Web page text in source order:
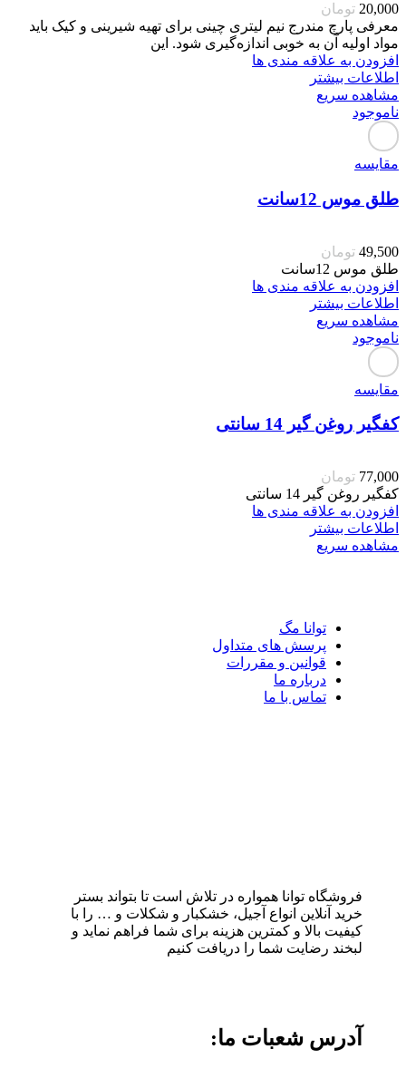
20,000 تومان
معرفی پارچ مندرج نیم لیتری چینی برای تهیه شیرینی و کیک باید
مواد اولیه آن به خوبی اندازه‌گیری شود. این
افزودن به علاقه مندی ها
اطلاعات بیشتر
مشاهده سریع
ناموجود
مقایسه
طلق موس 12سانت
49,500 تومان
طلق موس 12سانت
افزودن به علاقه مندی ها
اطلاعات بیشتر
مشاهده سریع
ناموجود
مقایسه
کفگیر روغن گیر 14 سانتی
77,000 تومان
کفگیر روغن گیر 14 سانتی
افزودن به علاقه مندی ها
اطلاعات بیشتر
مشاهده سریع
توانا مگ
پرسش های متداول
قوانین و مقررات
درباره ما
تماس با ما
فروشگاه توانا همواره در تلاش است تا بتواند بستر
خرید آنلاین انواع آجیل، خشکبار و شکلات و … را با
کیفیت بالا و کمترین هزینه برای شما فراهم نماید و
لبخند رضایت شما را دریافت کنیم
آدرس شعبات ما: